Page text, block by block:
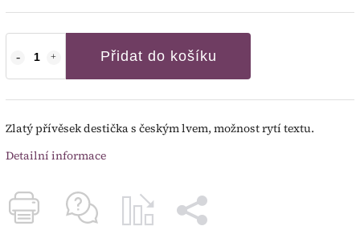
Přidat do košíku
Zlatý přívěsek destička s českým lvem, možnost rytí textu.
Detailní informace